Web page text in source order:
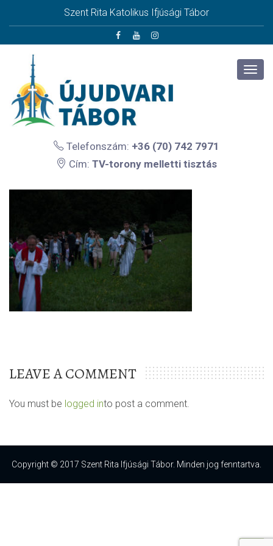
Szent Rita Katolikus Ifjúsági Tábor
Telefonszám: +36 (70) 742 7971
Cím: TV-torony melletti tisztás
LEAVE A COMMENT
You must be logged into post a comment.
Copyright © 2017 Szent Rita Ifjúsági Tábor. Minden jog fenntartva.